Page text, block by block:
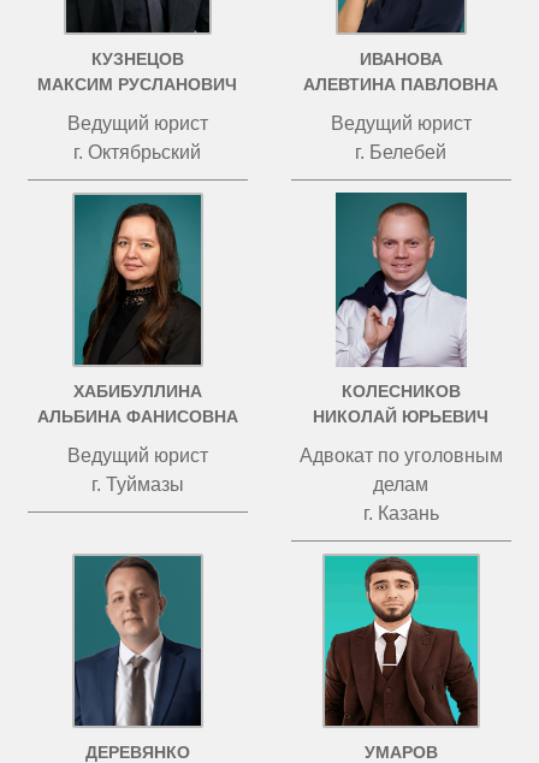
КУЗНЕЦОВ
МАКСИМ РУСЛАНОВИЧ
Ведущий юрист
г. Октябрьский
ИВАНОВА
АЛЕВТИНА ПАВЛОВНА
Ведущий юрист
г. Белебей
ХАБИБУЛЛИНА
АЛЬБИНА ФАНИСОВНА
Ведущий юрист
г. Туймазы
КОЛЕСНИКОВ
НИКОЛАЙ ЮРЬЕВИЧ
Адвокат по уголовным
делам
г. Казань
ДЕРЕВЯНКО
УМАРОВ